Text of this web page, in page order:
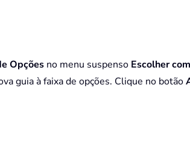
Opções no menu suspenso Escolher
guia à faixa de opções. Clique no botão